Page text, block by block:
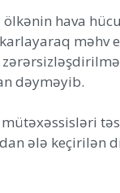
ölkənin hava
dəyməyib.
ələ keçirilən